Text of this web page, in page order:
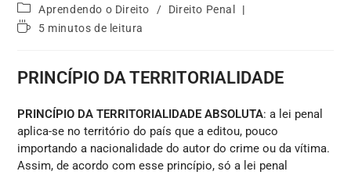
Aprendendo o Direito
/
Direito Penal
5 minutos de leitura
PRINCÍPIO DA TERRITORIALIDADE
PRINCÍPIO DA TERRITORIALIDADE ABSOLUTA: a lei penal
aplica-se no território do país que a editou, pouco
importando a nacionalidade do autor do crime ou da vítima.
Assim, de acordo com esse princípio, só a lei penal